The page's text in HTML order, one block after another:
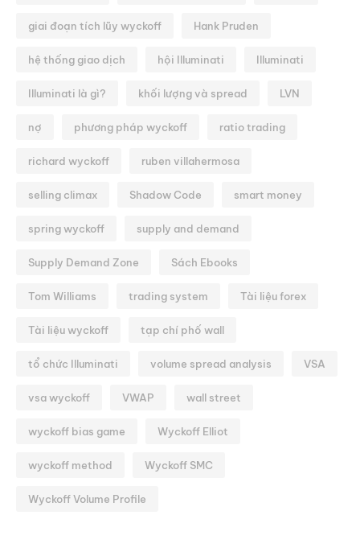
giai đoạn tích lũy wyckoff Hank Pruden
hệ thống giao dịch hội Illuminati Illuminati
Illuminati là gì? khối lượng và spread LVN
nợ phương pháp wyckoff ratio trading
richard wyckoff ruben villahermosa
selling climax Shadow Code smart money
spring wyckoff supply and demand
Supply Demand Zone Sách Ebooks
Tom Williams trading system Tài liệu forex
Tài liệu wyckoff tạp chí phố wall
tổ chức Illuminati volume spread analysis VSA
vsa wyckoff VWAP wall street
wyckoff bias game Wyckoff Elliot
wyckoff method Wyckoff SMC
Wyckoff Volume Profile